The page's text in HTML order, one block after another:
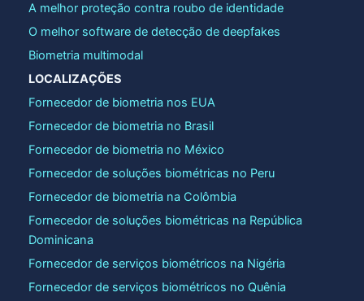
A melhor proteção contra roubo de identidade
O melhor software de detecção de deepfakes
Biometria multimodal
LOCALIZAÇÕES
Fornecedor de biometria nos EUA
Fornecedor de biometria no Brasil
Fornecedor de biometria no México
Fornecedor de soluções biométricas no Peru
Fornecedor de biometria na Colômbia
Fornecedor de soluções biométricas na República
Dominicana
Fornecedor de serviços biométricos na Nigéria
Fornecedor de serviços biométricos no Quênia